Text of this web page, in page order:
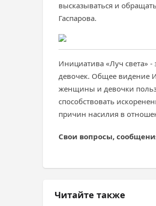
высказываться и
Гаспарова.
Инициатива «Луч света»
девочек. Общее видение
женщины и девочки
способствовать
причин насилия в
Свои вопросы,
Читайте также